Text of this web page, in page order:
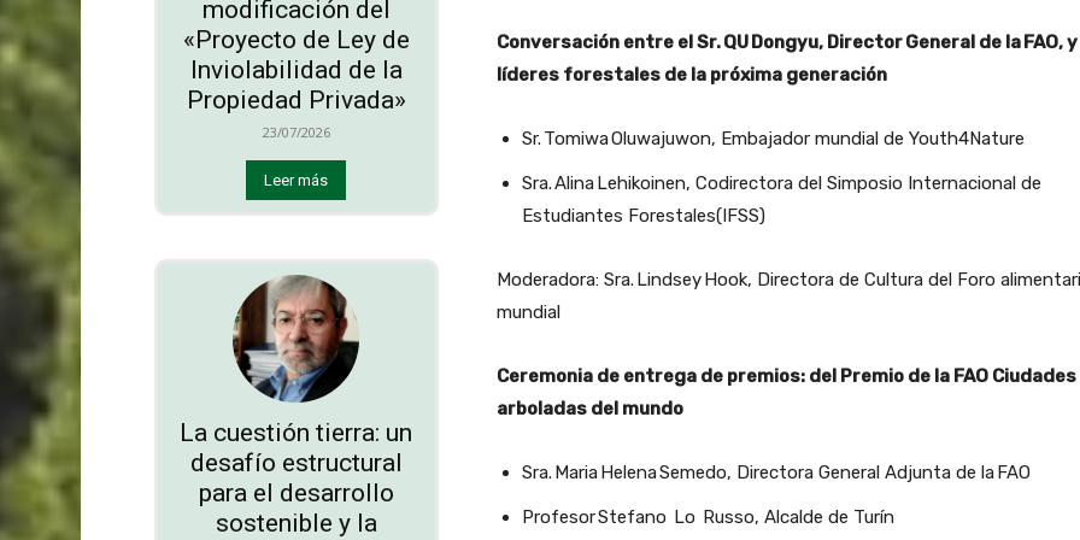
modificación del
«Proyecto de Ley de
Inviolabilidad de la
Propiedad Privada»
23/07/2026
Leer más
La cuestión tierra: un
desafío estructural
para el desarrollo
sostenible y la
Conversación entre el Sr. QU Dongyu, Director General de la FAO, y
líderes forestales de la próxima generación
Sr. Tomiwa Oluwajuwon, Embajador mundial de Youth4Nature
Sra. Alina Lehikoinen, Codirectora del Simposio Internacional de
Estudiantes Forestales(IFSS)
Moderadora: Sra. Lindsey Hook, Directora de Cultura del Foro
mundial
Ceremonia de entrega de premios: del Premio de la FAO Ciudades
arboladas del mundo
Sra. Maria Helena Semedo, Directora General Adjunta de la FAO
Profesor Stefano Lo Russo, Alcalde de Turín